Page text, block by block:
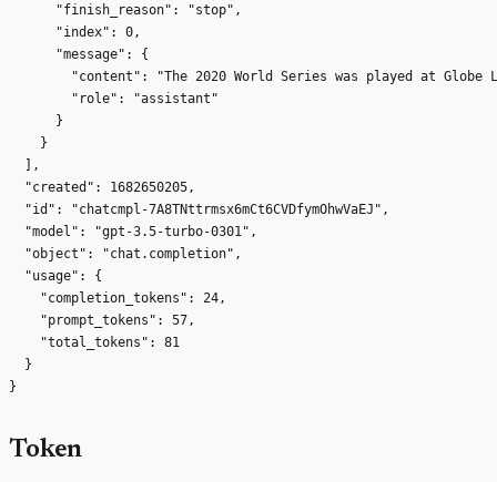
      "finish_reason": "stop",
      "index": 0,
      "message": {
"content": "The 2020 World Series was played at Globe
        "role": "assistant"
      }
    }
  ],
  "created": 1682650205,
  "id": "chatcmpl-7A8TNttrmsx6mCt6CVDfymOhwVaEJ",
  "model": "gpt-3.5-turbo-0301",
  "object": "chat.completion",
  "usage": {
    "completion_tokens": 24,
    "prompt_tokens": 57,
    "total_tokens": 81
  }
Token